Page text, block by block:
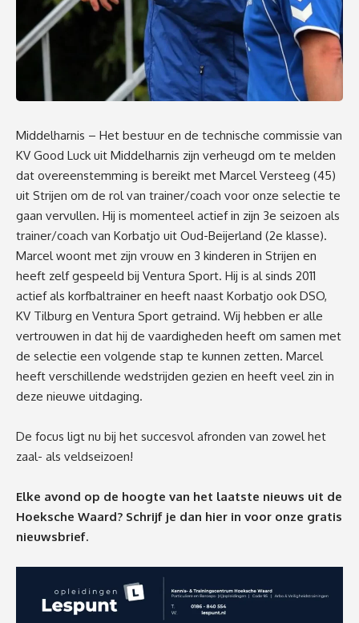
Middelharnis – Het bestuur en de technische commissie van
KV Good Luck uit Middelharnis zijn verheugd om te melden
dat overeenstemming is bereikt met Marcel Versteeg (45)
uit Strijen om de rol van trainer/coach voor onze selectie te
gaan vervullen. Hij is momenteel actief in zijn 3e seizoen als
trainer/coach van Korbatjo uit Oud-Beijerland (2e klasse).⁣
Marcel woont met zijn vrouw en 3 kinderen in Strijen en
heeft zelf gespeeld bij Ventura Sport. Hij is al sinds 2011
actief als korfbaltrainer en heeft naast Korbatjo ook DSO,
KV Tilburg en Ventura Sport getraind. Wij hebben er alle
vertrouwen in dat hij de vaardigheden heeft om samen met
de selectie een volgende stap te kunnen zetten. Marcel
heeft verschillende wedstrijden gezien en heeft veel zin in
deze nieuwe uitdaging.⁣
De focus ligt nu bij het succesvol afronden van zowel het
zaal- als veldseizoen!⁣
Elke avond op de hoogte van het laatste nieuws uit de
Hoeksche Waard? Schrijf je dan hier in voor onze gratis
nieuwsbrief.